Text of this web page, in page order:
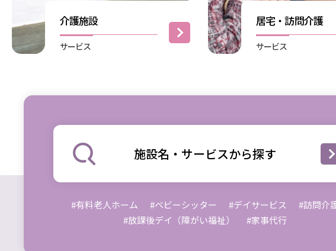
介護施設
サービス
居宅・訪問介護
サービス
施設名・サービスから探す
#有料老人ホーム #ベビーシッター #デイサービス
#訪問介
#放課後デイ（障がい福祉）
#家事代行